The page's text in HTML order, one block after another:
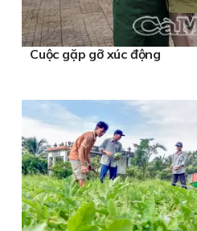
Cuộc gặp gỡ xúc động